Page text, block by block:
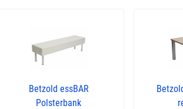
Betzold essBAR
Polsterbank